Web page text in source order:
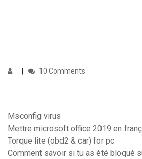
10 Comments
Msconfig virus
Mettre microsoft office 2019 en
Torque lite (obd2 & car) for pc
Comment savoir si tu as été bloqué